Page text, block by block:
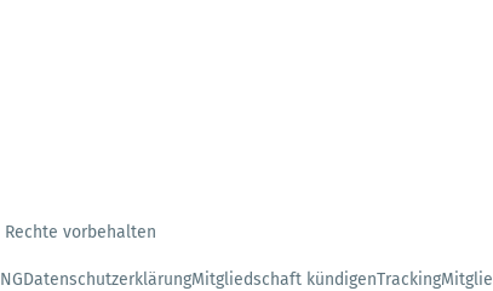
vorbehalten
DatenschutzerklärungMitgliedschaft kündigenTracking